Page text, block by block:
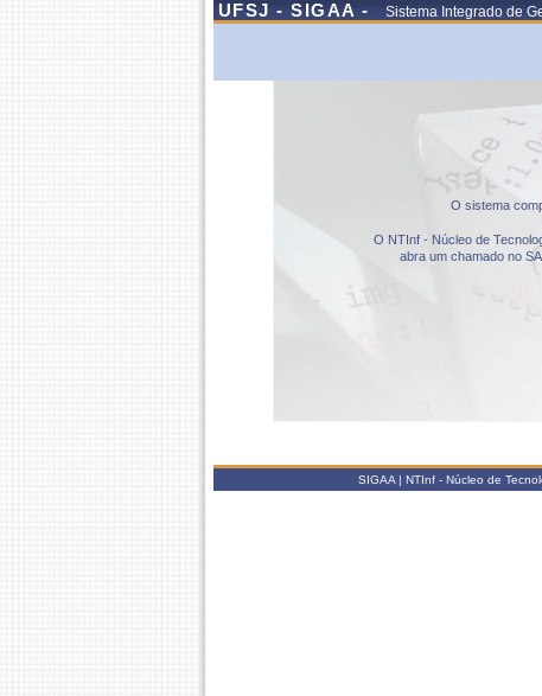
UFSJ - SIGAA - Sistema Integrado de
O sistema
O NTInf - Núcleo de
abra um chamado no
SIGAA | NTInf - Núcleo de